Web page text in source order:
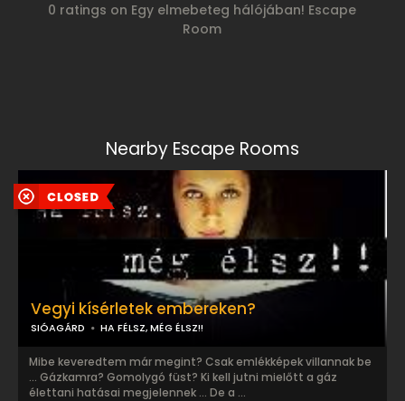
0 ratings on Egy elmebeteg hálójában! Escape
Room
Nearby Escape Rooms
Vegyi kísérletek embereken?
SIÓAGÁRD HA FÉLSZ, MÉG ÉLSZ!!
Mibe keveredtem már megint? Csak emlékképek villannak be
... Gázkamra? Gomolygó füst? Ki kell jutni mielőtt a gáz
élettani hatásai megjelennek ... De a ...